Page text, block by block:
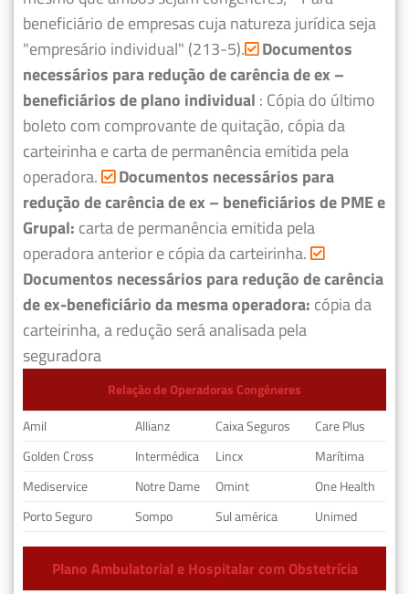
beneficiário de empresas cuja natureza jurídica seja
"empresário individual" (213-5). Documentos
necessários para redução de carência de ex –
beneficiários de plano individual : Cópia do último
boleto com comprovante de quitação, cópia da
carteirinha e carta de permanência emitida pela
operadora.
Documentos necessários para
redução de carência de ex – beneficiários de PME e
Grupal: carta de permanência emitida pela
operadora anterior e cópia da carteirinha.
Documentos necessários para redução de carência
de ex-beneficiário da mesma operadora: cópia da
carteirinha, a redução será analisada pela
seguradora
Relação de Operadoras Congêneres
Amil
Allianz Caixa Seguros
Care Plus
Golden Cross
Intermédica Lincx
Marítima
Mediservice
Notre Dame Omint
One Health
Porto Seguro
Sompo Sul américa Unimed
Plano Ambulatorial e Hospitalar com Obstetrícia